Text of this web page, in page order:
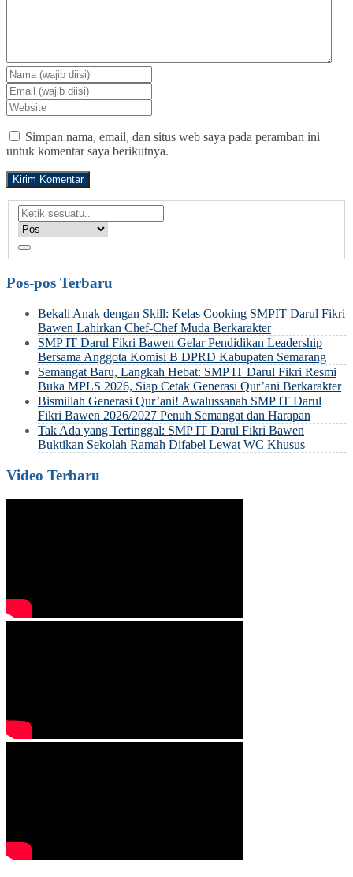
Simpan nama, email, dan situs web saya pada peramban ini
untuk komentar saya berikutnya.
Pos-pos Terbaru
Bekali Anak dengan Skill: Kelas Cooking SMPIT Darul Fikri
Bawen Lahirkan Chef-Chef Muda Berkarakter
SMP IT Darul Fikri Bawen Gelar Pendidikan Leadership
Bersama Anggota Komisi B DPRD Kabupaten Semarang
Semangat Baru, Langkah Hebat: SMP IT Darul Fikri Resmi
Buka MPLS 2026, Siap Cetak Generasi Qur’ani Berkarakter
Bismillah Generasi Qur’ani! Awalussanah SMP IT Darul
Fikri Bawen 2026/2027 Penuh Semangat dan Harapan
Tak Ada yang Tertinggal: SMP IT Darul Fikri Bawen
Buktikan Sekolah Ramah Difabel Lewat WC Khusus
Video Terbaru